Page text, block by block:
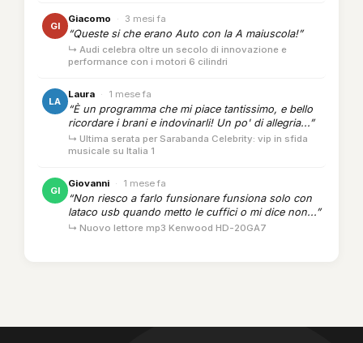
GI
Giacomo · 3 mesi fa
“Queste si che erano Auto con la A maiuscola!”
↳ Audi celebra oltre un secolo di innovazione e
performance con i motori 6 cilindri
LA
Laura · 1 mese fa
“È un programma che mi piace tantissimo, e bello
ricordare i brani e indovinarli! Un po' di allegria...”
↳ Ultima serata per Sarabanda Celebrity: vip in sfida
musicale su Italia 1
GI
Giovanni · 1 mese fa
“Non riesco a farlo funsionare funsiona solo con
lataco usb quando metto le cuffici o mi dice non...”
↳ Nuovo lettore mp3 Kenwood HD-20GA7